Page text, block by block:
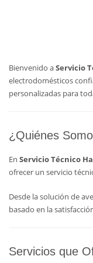
Bienvenido aServicio
electrodomésticos
personalizadas para
¿Quiénes
En Servicio Técnico
ofrecer un servicio
Desde la solución de
basado en la
Servicios que